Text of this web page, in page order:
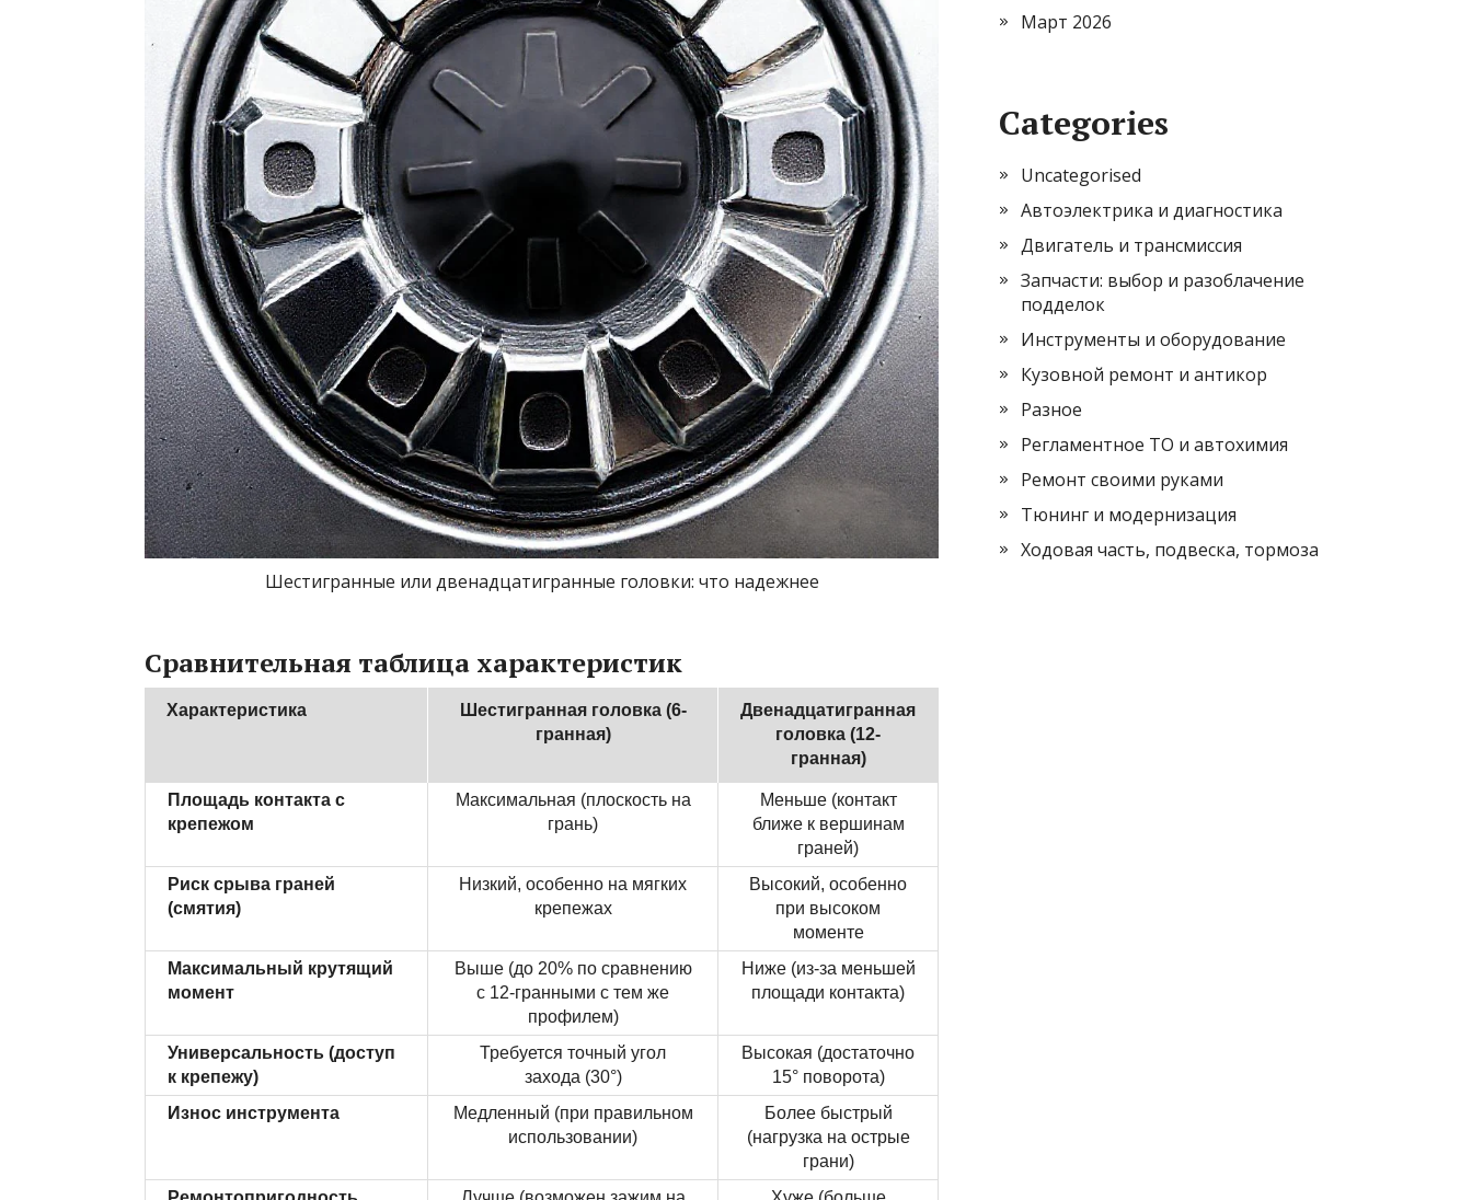
Шестигранные или двенадцатигранные головки: что надежнее
Сравнительная таблица характеристик
Характеристика
Шестигранная головка (6-
гранная)
Двенадцатигранная
головка (12-
гранная)
Площадь контакта с
крепежом
Максимальная (плоскость на
грань)
Меньше (контакт
ближе к вершинам
граней)
Риск срыва граней
(смятия)
Низкий, особенно на мягких
крепежах
Высокий, особенно
при высоком
моменте
Максимальный крутящий
момент
Выше (до 20% по сравнению
с 12-гранными с тем же
профилем)
Ниже (из-за меньшей
площади контакта)
Универсальность (доступ
к крепежу)
Требуется точный угол
захода (30°)
Высокая (достаточно
15° поворота)
Износ инструмента
Медленный (при правильном
использовании)
Более быстрый
(нагрузка на острые
грани)
Март 2026
Categories
Uncategorised
Автоэлектрика и диагностика
Двигатель и трансмиссия
Запчасти: выбор и разоблачение
подделок
Инструменты и оборудование
Кузовной ремонт и антикор
Разное
Регламентное ТО и автохимия
Ремонт своими руками
Тюнинг и модернизация
Ходовая часть, подвеска, тормоза